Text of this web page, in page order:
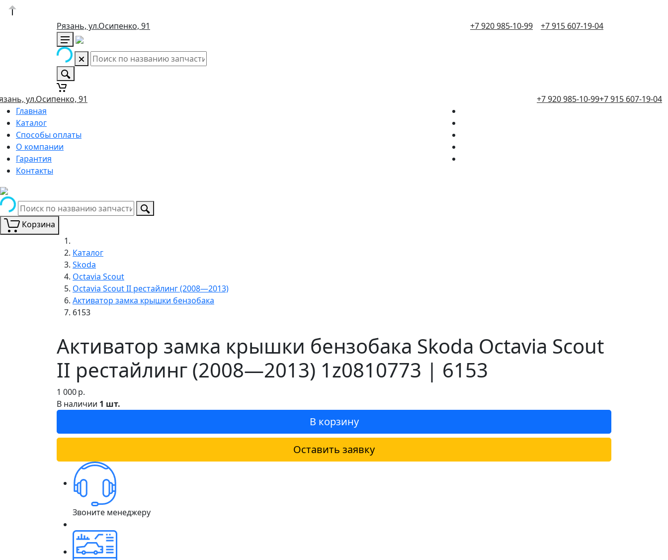
Рязань, ул.Осипенко, 91 +7 920 985-10-99 +7 915 607-19-04
ул.Осипенко, 91 +7 920 985-10-99+7 915 607-19-04
Главная
Каталог
Способы оплаты
О компании
Гарантия
Контакты
Корзина
Каталог
Skoda
Octavia Scout
Octavia Scout II рестайлинг (2008—2013)
Активатор замка крышки бензобака
6153
Активатор замка крышки бензобака Skoda Octavia Scout
II рестайлинг (2008—2013) 1z0810773 | 6153
1 000р.
В наличии 1 шт.
В корзину
Оставить заявку
Звоните менеджеру